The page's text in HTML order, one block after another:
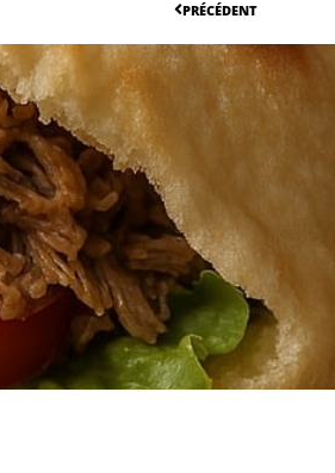
PRÉCÉDENT